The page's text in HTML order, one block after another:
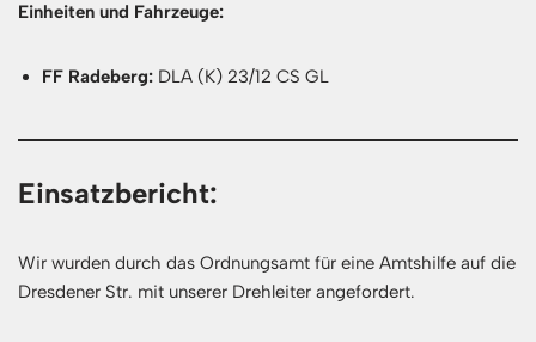
Einheiten und Fahrzeuge:
FF Radeberg: DLA (K) 23/12 CS GL
Einsatzbericht:
Wir wurden durch das Ordnungsamt für eine Amtshilfe auf die
Dresdener Str. mit unserer Drehleiter angefordert.